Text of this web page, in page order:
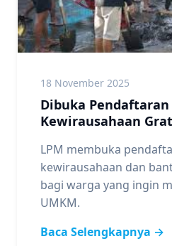
18 November 2025
Dibuka
Kewirausahaan
LPM membuka
kewirausahaan dan
bagi warga yang ingin
UMKM.
Baca Selengkapnya →